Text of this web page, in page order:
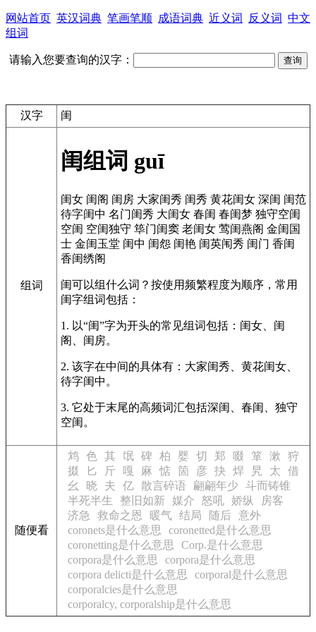
网站首页 英汉词典 笔画笔顺 成语词典 近义词 反义词 中文
组词
请输入您要查询的汉字：
汉字 闺
组词
闺组词 guī
闺女 闺阁 闺房 大家闺秀 闺秀 黄花闺女 深闺 闺范
待字闺中 名门闺秀 大闺女 春闺 春闺梦 独守空闺
空闺 空闺独守 筚门闺窦 老闺女 莺闺燕阁 金闺国
士 金闺玉堂 闺中 闺怨 闺艳 闺英闱秀 闺门 香闺
香闺绣阁
闺可以组什么词？按使用频繁程度为顺序，常用
闺字组词包括：
1. 以“闺”字为开头的常见组词包括：闺女、闺
阁、闺房。
2. 该字在中间的具体有：大家闺秀、黄花闺女、
待字闺中。
3. 它处于末尾的高频词汇包括深闺、春闺、独守
空闺。
随便看
鸩 色 其 氓 碑 柏 婴 切 郑 啜 箪 漱
狩
掇
匕 斤 嘎 麻 惦 箇 彦 抉 焊 旯 太
借
幺
晓 夫 亿 散言碎语 翩翩年少 斗而铸锥
半死半生
整旧如新 媒介 怒吼 娇纵
房客
济急
救命之恩 暖气 结局 随后
意外
coronets是什么意思
coronetted是什么意思
coronetting是什么意思
Corp.是什么意思
corpora是什么意思
corpora是什么意思
corpora delicti是什么意思
corporal是什么意思
corporalcies是什么意思
corporalcy, corporalship是什么意思